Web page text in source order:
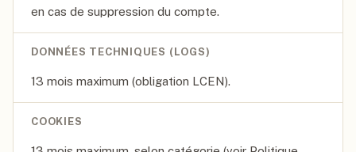
en cas de suppression du compte.
DONNÉES TECHNIQUES (LOGS)
13 mois maximum (obligation LCEN).
COOKIES